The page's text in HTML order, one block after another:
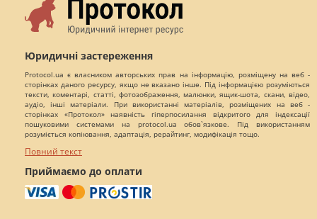
Юридичні застереження
Protocol.ua є власником авторських прав на інформацію, розміщену на веб -
сторінках даного ресурсу, якщо не вказано інше. Під інформацією розуміються
тексти, коментарі, статті, фотозображення, малюнки, ящик-шота, скани, відео,
аудіо, інші матеріали. При використанні матеріалів, розміщених на веб -
сторінках «Протокол» наявність гіперпосилання відкритого для індексації
пошуковими системами на protocol.ua обов`язкове. Під використанням
розуміється копіювання, адаптація, рерайтинг, модифікація тощо.
Повний текст
Приймаємо до оплати